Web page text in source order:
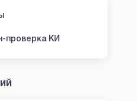
проверка КИ